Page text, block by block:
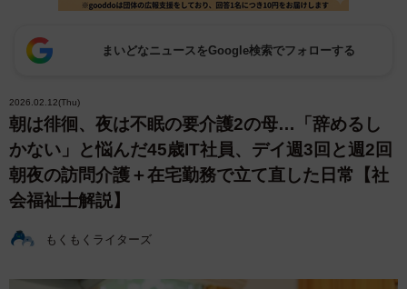
まいどなニュースをGoogle検索でフォローする
2026.02.12(Thu)
朝は徘徊、夜は不眠の要介護2の母…「辞めるし
かない」と悩んだ45歳IT社員、デイ週3回と週2回
朝夜の訪問介護＋在宅勤務で立て直した日常【社
会福祉士解説】
もくもくライターズ